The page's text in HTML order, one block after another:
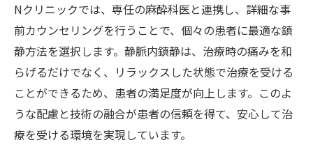
静脈内鎮静が可能にする快適な治療環境！妙典
歯科Nクリニックの挑戦
快適性を追求した治療室の設計
患者様の声を反映したサービス改善
妙典歯科Nクリニックの未来へのビジョン
静脈内鎮静を活用した治療の展望
Nクリニックでは、専任の麻酔科医と連携し、詳細な事
前カウンセリングを行うことで、個々の患者に最適な鎮
静方法を選択します。静脈内鎮静は、治療時の痛みを和
らげるだけでなく、リラックスした状態で治療を受ける
ことができるため、患者の満足度が向上します。このよ
うな配慮と技術の融合が患者の信頼を得て、安心して治
療を受ける環境を実現しています。